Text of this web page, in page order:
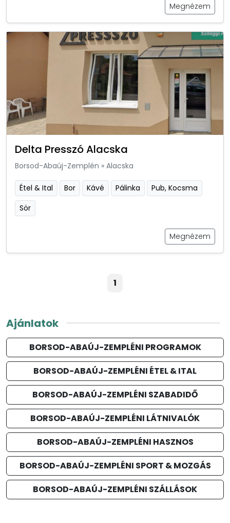
Megnézem
Delta Presszó Alacska
Borsod-Abaúj-Zemplén » Alacska
Étel & Ital Bor Kávé Pálinka
Pub, Kocsma
Sör
Megnézem
1
Ajánlatok
BORSOD-ABAÚJ-ZEMPLÉNI PROGRAMOK
BORSOD-ABAÚJ-ZEMPLÉNI ÉTEL & ITAL
BORSOD-ABAÚJ-ZEMPLÉNI SZABADIDŐ
BORSOD-ABAÚJ-ZEMPLÉNI LÁTNIVALÓK
BORSOD-ABAÚJ-ZEMPLÉNI HASZNOS
BORSOD-ABAÚJ-ZEMPLÉNI SPORT & MOZGÁS
BORSOD-ABAÚJ-ZEMPLÉNI SZÁLLÁSOK